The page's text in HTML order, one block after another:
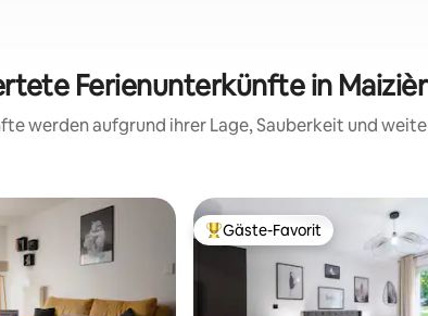
Ferienunterkünfte in
werden aufgrund ihrer Lage, Sauberkeit und
Beliebter Gäste-Favorit.
Gäste-Favorit